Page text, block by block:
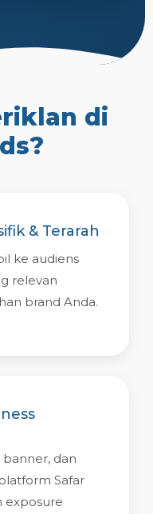
di
& Terarah
ke audiens
relevan
brand Anda.
dan
Safar
exposure